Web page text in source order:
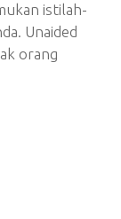
istilah-
Unaided
orang